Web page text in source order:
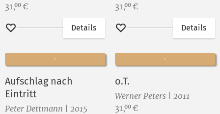
Preis:
31,00 €
Merken
Details
Preis:
31,00 €
Merken
Details
Aufschlag nach
Eintritt
Peter Dettmann | 2015
o.T.
Werner Peters | 2011
Preis:
31,00 €